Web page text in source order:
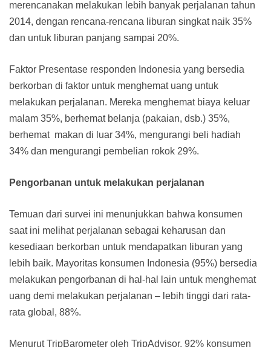
merencanakan melakukan lebih banyak perjalanan tahun
2014, dengan rencana-rencana liburan singkat naik 35%
dan untuk liburan panjang sampai 20%.
Faktor Presentase responden Indonesia yang bersedia
berkorban di faktor untuk menghemat uang untuk
melakukan perjalanan. Mereka menghemat biaya keluar
malam 35%, berhemat belanja (pakaian, dsb.) 35%,
berhemat makan di luar 34%, mengurangi beli hadiah
34% dan mengurangi pembelian rokok 29%.
Pengorbanan untuk melakukan perjalanan
Temuan dari survei ini menunjukkan bahwa konsumen
saat ini melihat perjalanan sebagai keharusan dan
kesediaan berkorban untuk mendapatkan liburan yang
lebih baik. Mayoritas konsumen Indonesia (95%) bersedia
melakukan pengorbanan di hal-hal lain untuk menghemat
uang demi melakukan perjalanan – lebih tinggi dari rata-
rata global, 88%.
Menurut TripBarometer oleh TripAdvisor, 92% konsumen